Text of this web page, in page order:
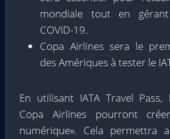
mondiale tout en
COVID-19.
Copa Airlines sera le
des Amériques à tester le
En utilisant IATA Travel Pass,
Copa Airlines pourront
numérique». Cela permettra